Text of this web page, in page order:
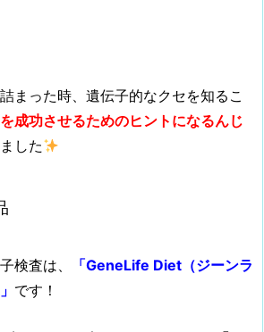
まった時、遺伝子的なクセを知るこ
を成功させるためのヒントになるんじ
した
検査は、
「GeneLife Diet（ジーンラ
です！